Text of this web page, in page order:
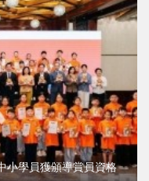
小學員獲頒導賞員資格